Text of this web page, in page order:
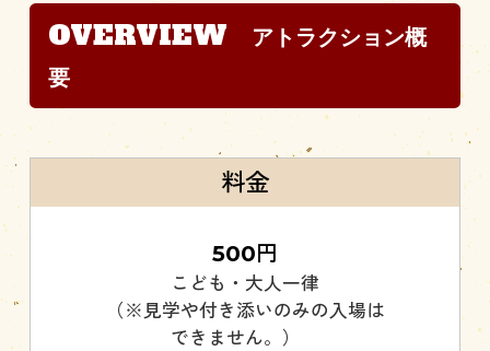
OVERVIEW
アトラクション概
要
料金
500円
こども・大人一律
（※見学や付き添いのみの入場は
できません。）